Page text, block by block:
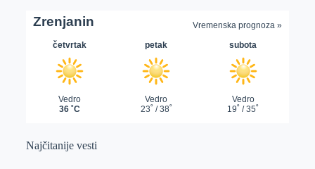
Najčitanije vesti